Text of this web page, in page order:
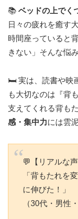
📚 ベッドの上でく
日々の疲れを癒す
時間座っていると
きない」そんな悩
🛏️ 実は、読書や映
も大切なのは『背
支えてくれる背も
感・集中力には雲
💬【リアルな声
「背もたれを
に伸びた！」
（30代・男性